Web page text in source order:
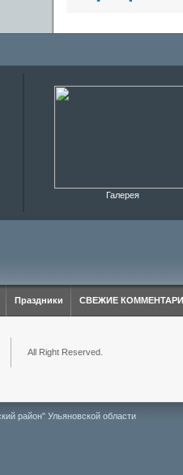
Галерея
Праздники СВЕЖИЕ
All Right Reserved.
район" Ульяновской области